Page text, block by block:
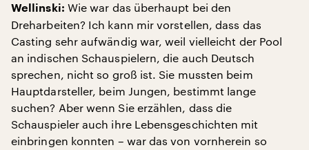
Wellinski: Wie war das überhaupt bei den
Dreharbeiten? Ich kann mir vorstellen, dass das
Casting sehr aufwändig war, weil vielleicht der Pool
an indischen Schauspielern, die auch Deutsch
sprechen, nicht so groß ist. Sie mussten beim
Hauptdarsteller, beim Jungen, bestimmt lange
suchen? Aber wenn Sie erzählen, dass die
Schauspieler auch ihre Lebensgeschichten mit
einbringen konnten – war das von vornherein so